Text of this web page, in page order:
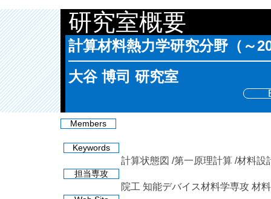
研究室概要
計算材料熱力学研究分野（～
大谷 博司 研究室
Members
Keywords
計算状態図 第一原理計算 材料設
担当専攻
院工 知能デバイス材料学専攻 材